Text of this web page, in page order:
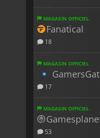
MAGASIN OFFICIEL
Fanatical
18
MAGASIN OFFICIEL
17
MAGASIN OFFICIEL
53